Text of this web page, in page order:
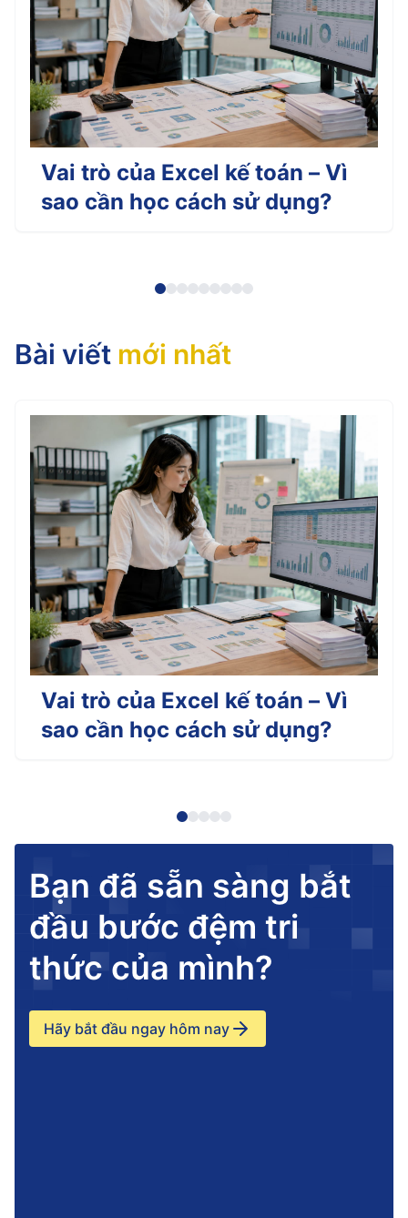
Vai trò của Excel kế toán – Vì
sao cần học cách sử dụng?
Bài viết mới nhất
Vai trò của Excel kế toán – Vì
sao cần học cách sử dụng?
Bạn đã sẵn sàng bắt
đầu bước đệm tri
thức của mình?
Hãy bắt đầu ngay hôm nay